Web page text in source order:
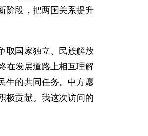
阶段，把两国关系提升
取国家独立、民族解放
在发展道路上相互理解
生的共同任务。中方愿
极贡献。我这次访问的